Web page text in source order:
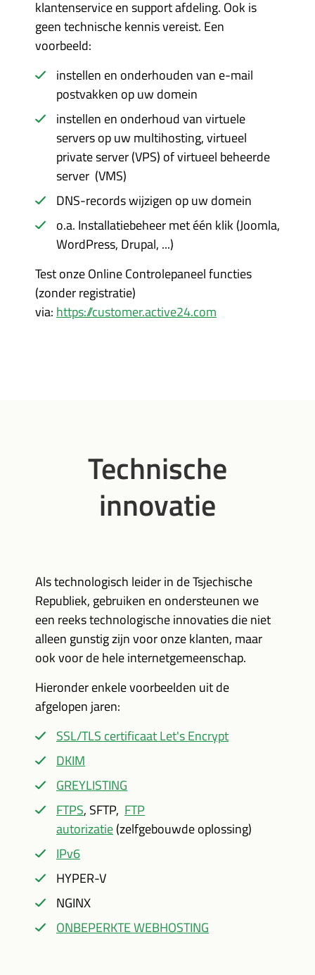
klantenservice en support afdeling. Ook is
geen technische kennis vereist. Een
voorbeeld:
instellen en onderhouden van e-mail
postvakken op uw domein
instellen en onderhoud van virtuele
servers op uw multihosting, virtueel
private server (VPS) of virtueel beheerde
server (VMS)
DNS-records wijzigen op uw domein
o.a. Installatiebeheer met één klik (Joomla,
WordPress, Drupal, ...)
Test onze Online Controlepaneel functies
(zonder registratie)
via: https://customer.active24.com
Technische
innovatie
Als technologisch leider in de Tsjechische
Republiek, gebruiken en ondersteunen we
een reeks technologische innovaties die niet
alleen gunstig zijn voor onze klanten, maar
ook voor de hele internetgemeenschap.
Hieronder enkele voorbeelden uit de
afgelopen jaren:
SSL/TLS certificaat Let's Encrypt
DKIM
GREYLISTING
FTPS, SFTP, FTP
autorizatie(zelfgebouwde oplossing)
IPv6
HYPER-V
NGINX
ONBEPERKTE WEBHOSTING